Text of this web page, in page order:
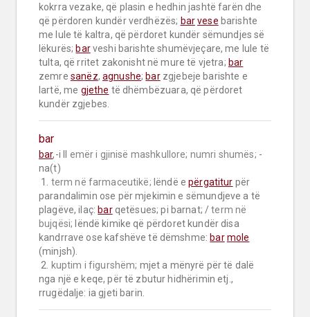
kokrra vezake, që plasin e hedhin jashtë farën dhe
që përdoren kundër verdhëzës; barvese barishte
me lule të kaltra, që përdoret kundër sëmundjes së
lëkurës; bar veshi barishte shumëvjeçare, me lule të
tulta, që rritet zakonisht në mure të vjetra; bar
zemre sanëz, agnushe; bar zgjebeje barishte e
lartë, me gjethe të dhëmbëzuara, që përdoret
kundër zgjebes.
bar
bar,-i II emër i gjinisë mashkullore; numri shumës; -
na(t)
1. term në farmaceutikë; lëndë e përgatitur për
parandalimin ose për mjekimin e sëmundjeve a të
plagëve, ilaç: bar qetësues; pi barnat; / term në
bujqësi; lëndë kimike që përdoret kundër disa
kandrrave ose kafshëve të dëmshme: bar mole
(minjsh).
2.
kuptim i figurshëm; mjet a mënyrë për të dalë
nga një e keqe, për të zbutur hidhërimin etj.,
rrugëdalje: ia gjeti barin.